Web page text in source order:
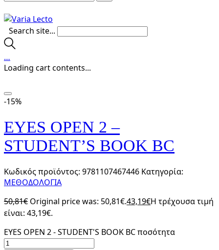
Search site...
…
Loading cart contents...
-15%
EYES OPEN 2 –
STUDENT’S BOOK BC
Κωδικός προϊόντος: 9781107467446 Κατηγορία:
ΜΕΘΟΔΟΛΟΓΙΑ
50,81€ Original price was: 50,81€.43,19€Η τρέχουσα τιμή
είναι: 43,19€.
EYES OPEN 2 - STUDENT'S BOOK BC ποσότητα